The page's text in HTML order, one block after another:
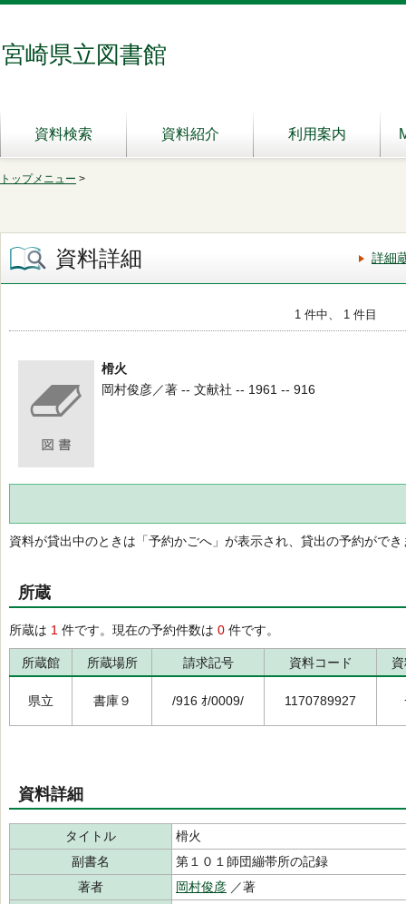
宮崎県立図書館
資料検索 資料紹介 利用案内
トップメニュー >
資料詳細 詳細
1 件中、 1 件目
榾火
岡村俊彦／著 -- 文献社 -- 1961 -- 916
資料が貸出中のときは「予約かごへ」が表示され、貸出の予約ができ
所蔵
所蔵は 1 件です。現在の予約件数は 0 件です。
所蔵館 所蔵場所 請求記号 資料コード
県立 書庫９ /916 ｵ/0009/ 1170789927
資料詳細
タイトル
榾火
副書名
第１０１師団繃帯所の記録
著者
岡村俊彦 ／著